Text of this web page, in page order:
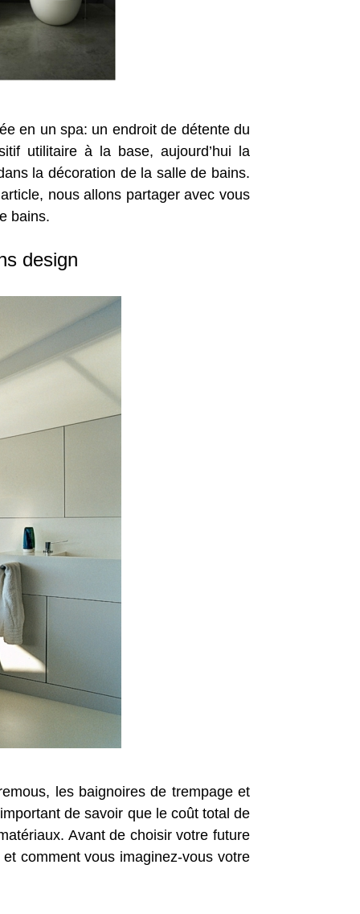
en un spa: un endroit de détente du
utilitaire à la base, aujourd’hui la
la décoration de la salle de bains.
nous allons partager avec vous
bains.
design
les baignoires de trempage et
de savoir que le coût total de
Avant de choisir votre future
comment vous imaginez-vous votre